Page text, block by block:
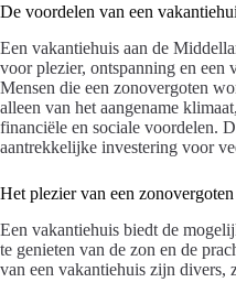
De voordelen van een
Een vakantiehuis aan de
voor plezier, ontspanning en een
Mensen die een zonovergoten
alleen van het aangename
financiële en sociale voordelen.
aantrekkelijke investering voor
Het plezier van een
Een vakantiehuis biedt de
te genieten van de zon en de
van een vakantiehuis zijn divers,